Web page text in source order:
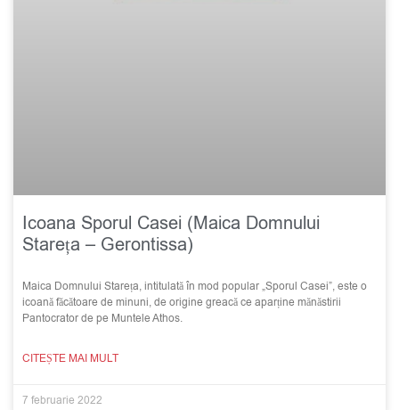
Icoana Sporul Casei (Maica Domnului
Stareța – Gerontissa)
Maica Domnului Stareța, intitulată în mod popular „Sporul Casei”, este o
icoană făcătoare de minuni, de origine greacă ce aparține mănăstirii
Pantocrator de pe Muntele Athos.
CITEȘTE MAI MULT
7 februarie 2022